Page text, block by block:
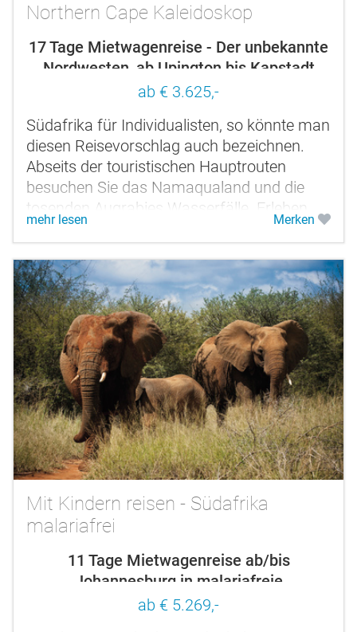
Northern Cape Kaleidoskop
17 Tage Mietwagenreise - Der unbekannte
Nordwesten, ab Upington bis Kapstadt
ab € 3.625,-
Südafrika für Individualisten, so könnte man
diesen Reisevorschlag auch bezeichnen.
Abseits der touristischen Hauptrouten
besuchen Sie das Namaqualand und die
tosenden Augrabies Wasserfälle. Erleben
Sie Afrikas Tierwelt auf spannenden...
mehr lesen Merken
Mit Kindern reisen - Südafrika
malariafrei
11 Tage Mietwagenreise ab/bis
Johannesburg in malariafreie
Wildreservate
ab € 5.269,-